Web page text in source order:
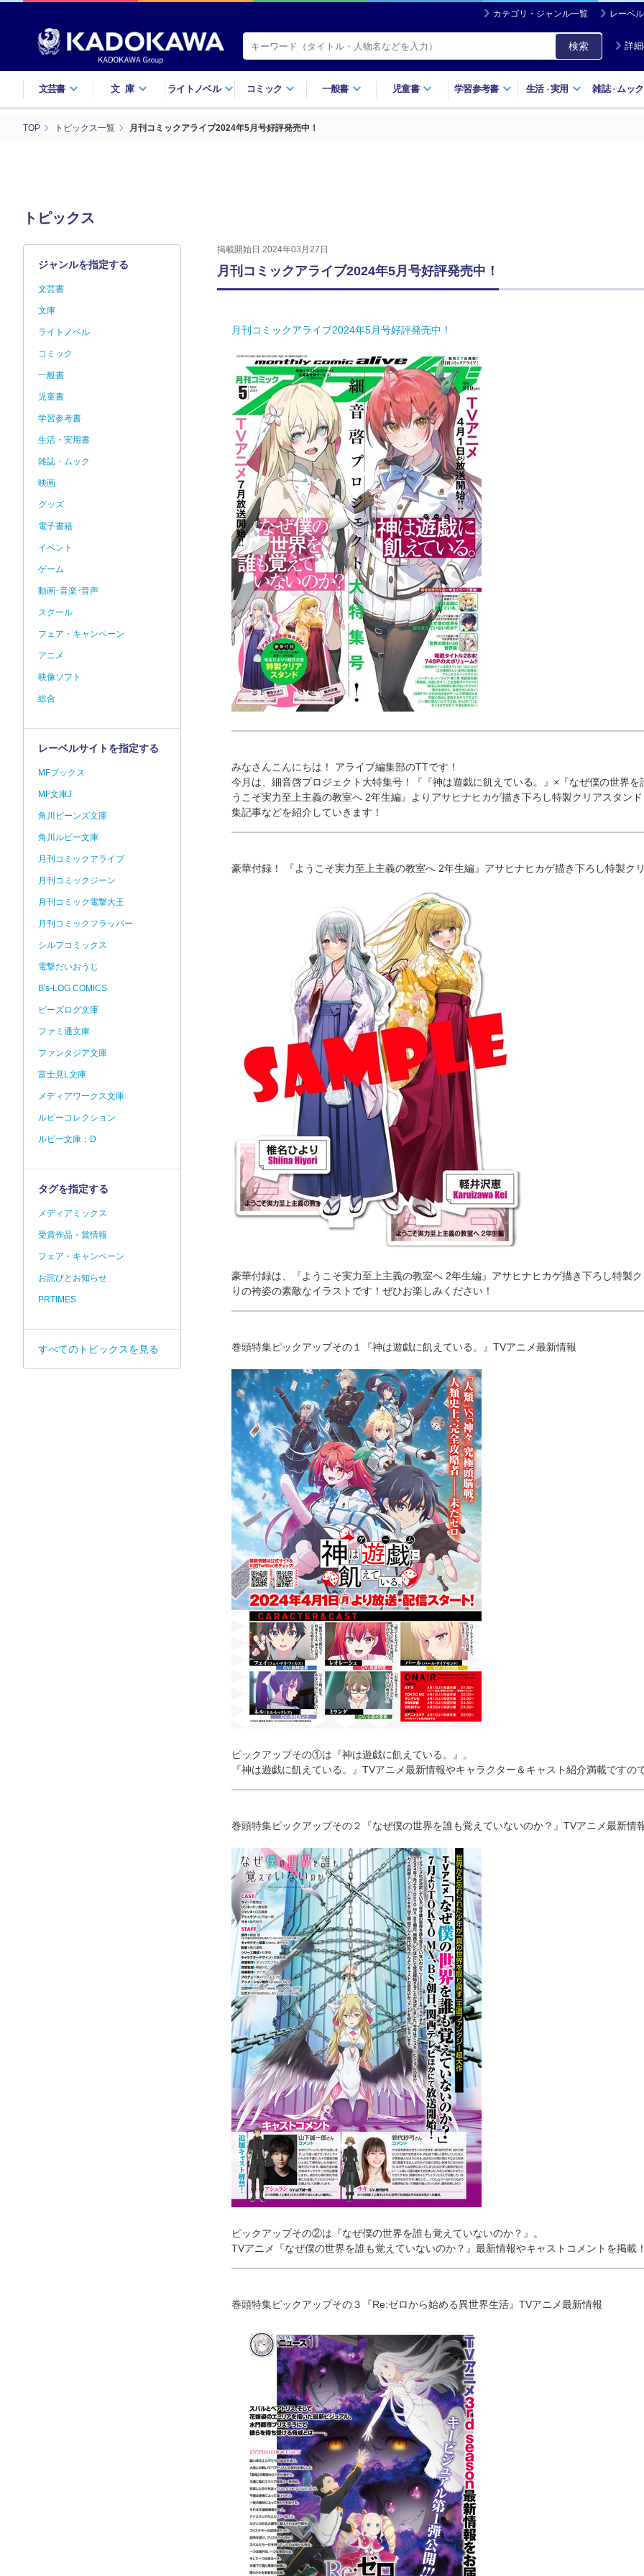
カテゴリ・ジャンル一覧 レーベ
検索 詳
文芸書 文庫 ライトノベル コミック 一般書 児童書 学習参考書 生活・実用 雑誌・ ムック
TOP トピックス一覧 月刊コミックアライブ2024年5月号好評発売中！
トピックス
掲載開始日 2024年03月27日
月刊コミックアライブ2024年5月号好評発売中！
月刊コミックアライブ2024年5月号好評発売中！
みなさんこんにちは！ アライブ編集部のTTです！
今月は、細音啓プロジェクト大特集号！『『神は遊戯に飢えている。』×『なぜ僕の世界
うこそ実力至上主義の教室へ 2年生編』よりアサヒナヒカゲ描き下ろし特製クリアスタン
集記事などを紹介していきます！
豪華付録！ 『ようこそ実力至上主義の教室へ 2年生編』アサヒナヒカゲ描き下ろし特製
豪華付録は、『ようこそ実力至上主義の教室へ 2年生編』アサヒナヒカゲ描き下ろし特製
りの袴姿の素敵なイラストです！ぜひお楽しみください！
巻頭特集ピックアップその１『神は遊戯に飢えている。』TVアニメ最新情報
ピックアップその①は『神は遊戯に飢えている。』。
『神は遊戯に飢えている。』TVアニメ最新情報やキャラクター＆キャスト紹介満載ですの
巻頭特集ピックアップその２『なぜ僕の世界を誰も覚えていないのか？』TVアニメ最新情
ピックアップその②は『なぜ僕の世界を誰も覚えていないのか？』。
TVアニメ『なぜ僕の世界を誰も覚えていないのか？』最新情報やキャストコメントを掲載！
巻頭特集ピックアップその３『Re:ゼロから始める異世界生活』TVアニメ最新情報
ジャンルを指定する
文芸書
文庫
ライトノベル
コミック
一般書
児童書
学習参考書
生活・実用書
雑誌・ムック
映画
グッズ
電子書籍
イベント
ゲーム
動画･音楽･音声
スクール
フェア・キャンペーン
アニメ
映像ソフト
総合
レーベルサイトを指定する
MFブックス
MF文庫J
角川ビーンズ文庫
角川ルビー文庫
月刊コミックアライブ
月刊コミックジーン
月刊コミック電撃大王
月刊コミックフラッパー
シルフコミックス
電撃だいおうじ
B's-LOG COMICS
ビーズログ文庫
ファミ通文庫
ファンタジア文庫
富士見L文庫
メディアワークス文庫
ルビーコレクション
ルビー文庫：D
タグを指定する
メディアミックス
受賞作品・賞情報
フェア・キャンペーン
お詫びとお知らせ
PRTIMES
すべてのトピックスを見る